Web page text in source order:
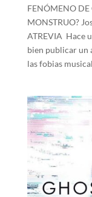
FENÓMENO
MONSTRUO?
ATREVIA Hace
bien publicar un
las fobias